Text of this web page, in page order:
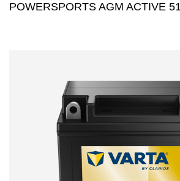
POWERSPORTS AGM ACTIVE